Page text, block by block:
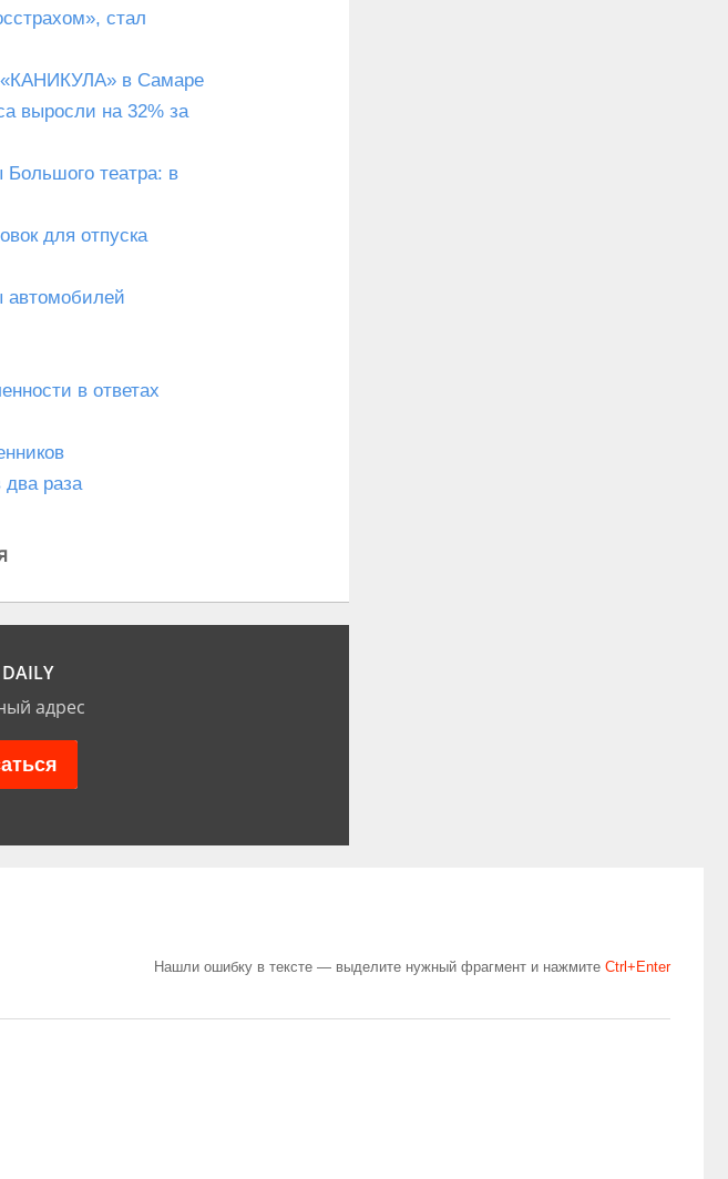
стал
«КАНИКУЛА» в Самаре
выросли на 32% за
театра: в
для отпуска
автомобилей
в ответах
раза
адрес
Нашли ошибку в тексте — выделите нужный фрагмент и нажмите Сtrl+Enter